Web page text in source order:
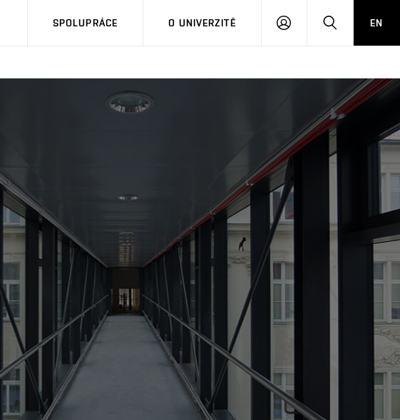
SPOLUPRÁCE O UNIVERZITĚ
PŘIHLÁSIT HLEDATEN